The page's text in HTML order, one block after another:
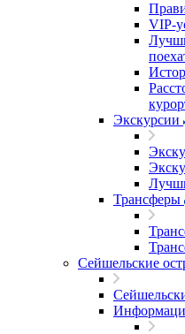
VIP-
Экскурсии
Трансферы
Сейшельские